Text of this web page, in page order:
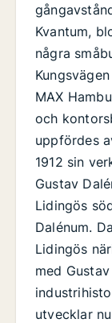
Kvantum,
några
MAX
och
uppfördes
1912 sin
Gustav
Lidingös
Dalénum.
Lidingös
med
utvecklar